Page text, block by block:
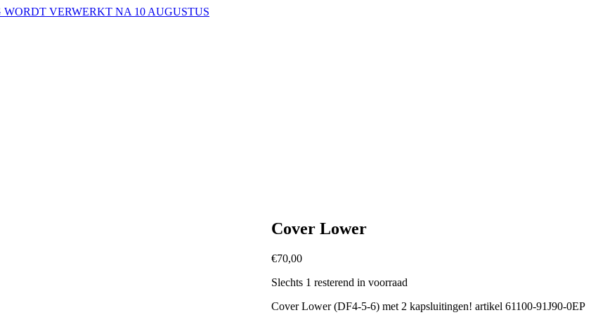
VERWERKT NA 10 AUGUSTUS
Cover Lower
€70,00
Slechts 1 resterend in voorraad
Cover Lower (DF4-5-6) met 2 kapsluitingen! artikel 61100-91J90-0EP